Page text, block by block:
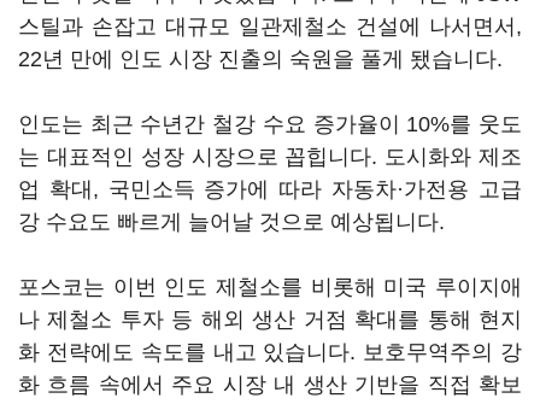
스틸과 손잡고 대규모 일관제철소 건설에 나서면서,
22년 만에 인도 시장 진출의 숙원을 풀게 됐습니다.
인도는 최근 수년간 철강 수요 증가율이 10%를 웃도
는 대표적인 성장 시장으로 꼽힙니다. 도시화와 제조
업 확대, 국민소득 증가에 따라 자동차·가전용 고급
강 수요도 빠르게 늘어날 것으로 예상됩니다.
포스코는 이번 인도 제철소를 비롯해 미국 루이지애
나 제철소 투자 등 해외 생산 거점 확대를 통해 현지
화 전략에도 속도를 내고 있습니다. 보호무역주의 강
화 흐름 속에서 주요 시장 내 생산 기반을 직접 확보